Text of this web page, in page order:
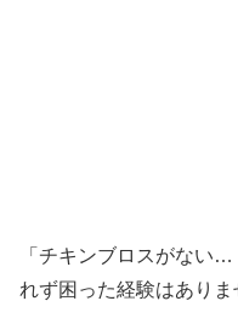
「チキンブロスがない
れず困った経験はありま